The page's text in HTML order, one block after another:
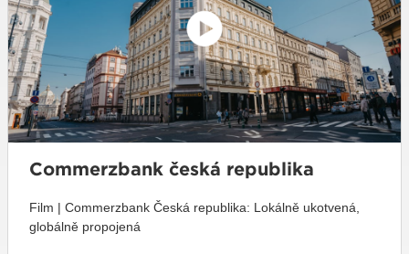
Commerzbank česká republika
Film | Commerzbank Česká republika: Lokálně ukotvená,
globálně propojená